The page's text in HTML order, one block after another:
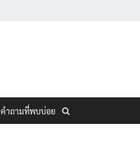
คำถามที่พบบ่อย